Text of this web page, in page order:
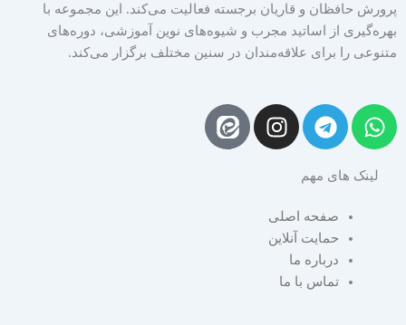
پرورش حافظان و قاریان برجسته فعالیت می‌کند. این مجموعه با
بهره‌گیری از اساتید مجرب و شیوه‌های نوین آموزشی، دوره‌های
متنوعی را برای علاقه‌مندان در سنین مختلف برگزار می‌کند.
W
h
t
T
e
e
r
a
m
I
n
g
r
لینک های مهم
صفحه اصلی
حمایت آنلاین
درباره ما
تماس با ما